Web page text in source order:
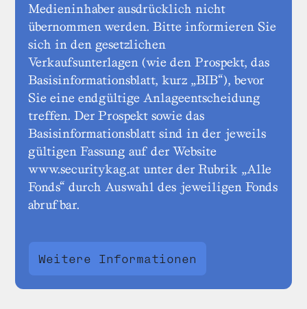
Medieninhaber ausdrücklich nicht
übernommen werden. Bitte informieren Sie
sich in den gesetzlichen
Verkaufsunterlagen (wie den Prospekt, das
Basisinformationsblatt, kurz „BIB“), bevor
Sie eine endgültige Anlageentscheidung
treffen. Der Prospekt sowie das
Basisinformationsblatt sind in der jeweils
gültigen Fassung auf der Website
www.securitykag.at unter der Rubrik „Alle
Fonds“ durch Auswahl des jeweiligen Fonds
abrufbar.
Weitere Informationen